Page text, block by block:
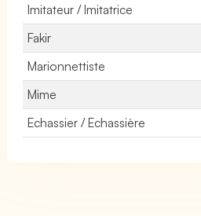
Imitateur / Imitatrice
Fakir
Marionnettiste
Mime
Echassier / Echassière